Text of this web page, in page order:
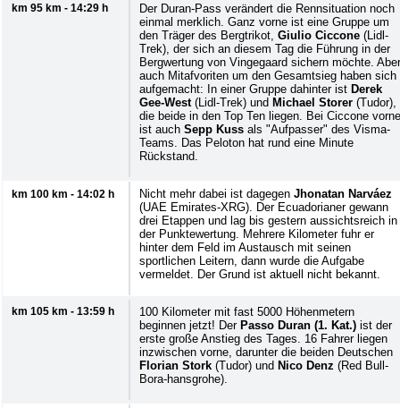
km 95 km - 14:29 h
Der Duran-Pass verändert die Rennsituation noch
einmal merklich. Ganz vorne ist eine Gruppe um
den Träger des Bergtrikot, Giulio Ciccone (Lidl-
Trek), der sich an diesem Tag die Führung in der
Bergwertung von Vingegaard sichern möchte. Aber
auch Mitafvoriten um den Gesamtsieg haben sich
aufgemacht: In einer Gruppe dahinter ist Derek
Gee-West (Lidl-Trek) und Michael Storer (Tudor),
die beide in den Top Ten liegen. Bei Ciccone vorne
ist auch Sepp Kuss als "Aufpasser" des Visma-
Teams. Das Peloton hat rund eine Minute
Rückstand.
km 100 km - 14:02 h Nicht mehr dabei ist dagegen Jhonatan Narváez
(UAE Emirates-XRG). Der Ecuadorianer gewann
drei Etappen und lag bis gestern aussichtsreich in
der Punktewertung. Mehrere Kilometer fuhr er
hinter dem Feld im Austausch mit seinen
sportlichen Leitern, dann wurde die Aufgabe
vermeldet. Der Grund ist aktuell nicht bekannt.
km 105 km - 13:59 h
100 Kilometer mit fast 5000 Höhenmetern
beginnen jetzt! Der Passo Duran (1. Kat.) ist der
erste große Anstieg des Tages. 16 Fahrer liegen
inzwischen vorne, darunter die beiden Deutschen
Florian Stork (Tudor) und Nico Denz (Red Bull-
Bora-hansgrohe).